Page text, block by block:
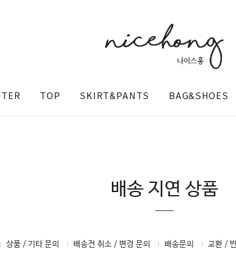
TOP SKIRT&PANTS BAG&SHOES
배송 지연 상품
상품 / 기타 문의 배송전 취소 / 변경 문의 배송문의 교환 /